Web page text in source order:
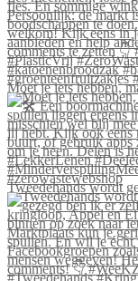
Moet je iets hebben,
Tweedehands wordt